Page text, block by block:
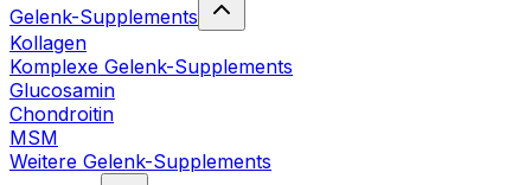
Gelenk-Supplements
Kollagen
Komplexe Gelenk-Supplements
Glucosamin
Chondroitin
MSM
Weitere Gelenk-Supplements